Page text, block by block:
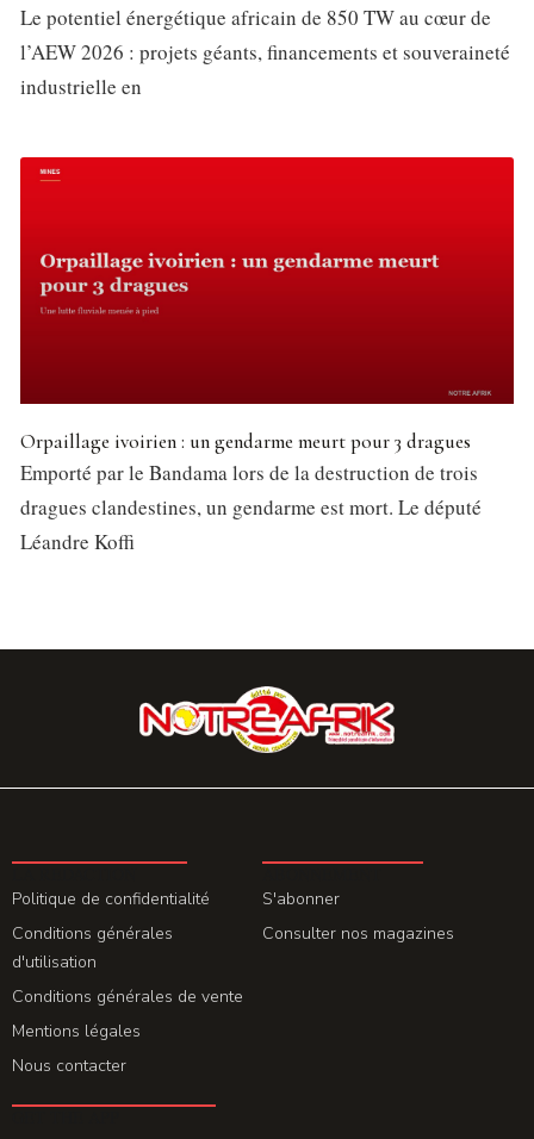
Le potentiel énergétique africain de 850 TW au cœur de
l’AEW 2026 : projets géants, financements et souveraineté
industrielle en
Orpaillage ivoirien : un gendarme meurt pour 3 dragues
Emporté par le Bandama lors de la destruction de trois
dragues clandestines, un gendarme est mort. Le député
Léandre Koffi
Politique de confidentialité
Conditions générales
d'utilisation
Conditions générales de vente
Mentions légales
Nous contacter
S'abonner
Consulter nos magazines